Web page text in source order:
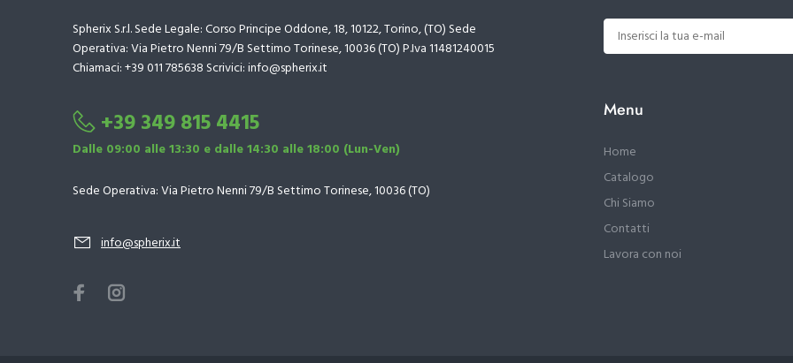
Spherix S.r.l. Sede Legale: Corso Principe Oddone, 18, 10122, Torino, (TO) Sede
Operativa: Via Pietro Nenni 79/B Settimo Torinese, 10036 (TO) P.Iva 11481240015
Chiamaci: +39 011 785638 Scrivici: info@spherix.it
+39 349 815 4415
Dalle 09:00 alle 13:30 e dalle 14:30 alle 18:00 (Lun-Ven)
Sede Operativa: Via Pietro Nenni 79/B Settimo Torinese, 10036 (TO)
info@spherix.it
Menu
Home
Catalogo
Chi Siamo
Contatti
Lavora con noi